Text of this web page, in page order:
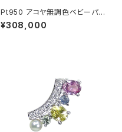
Pt950 アコヤ無調色ベビーパ
ール ピアス
¥308,000